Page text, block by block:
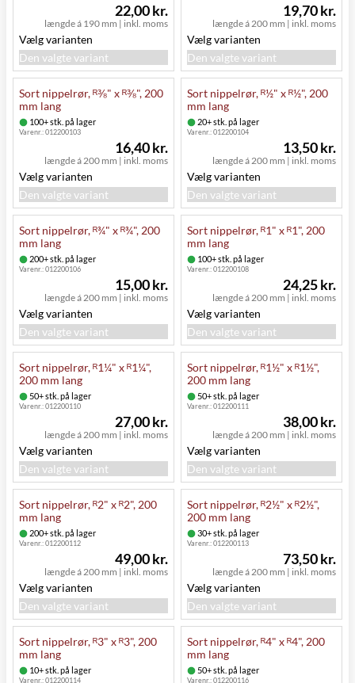
længde á 190 mm | inkl. moms
22,00 kr.
Vælg varianten
Den valgte variant
længde á 200 mm | inkl. moms
19,70 kr.
Vælg varianten
Den valgte variant
Sort nippelrør, ᴿ⅜" x ᴿ⅜", 200
mm lang
100+ stk. på lager
Varenr.:012200103
længde á 200 mm | inkl. moms
16,40 kr.
Vælg varianten
Den valgte variant
Sort nippelrør, ᴿ½" x ᴿ½", 200
mm lang
20+ stk. på lager
Varenr.:012200104
længde á 200 mm | inkl. moms
13,50 kr.
Vælg varianten
Den valgte variant
Sort nippelrør, ᴿ¾" x ᴿ¾", 200
mm lang
200+ stk. på lager
Varenr.:012200106
længde á 200 mm | inkl. moms
15,00 kr.
Vælg varianten
Den valgte variant
Sort nippelrør, ᴿ1" x ᴿ1", 200
mm lang
100+ stk. på lager
Varenr.:012200108
længde á 200 mm | inkl. moms
24,25 kr.
Vælg varianten
Den valgte variant
Sort nippelrør, ᴿ1¼" x ᴿ1¼",
200 mm lang
50+ stk. på lager
Varenr.:012200110
længde á 200 mm | inkl. moms
27,00 kr.
Vælg varianten
Den valgte variant
Sort nippelrør, ᴿ1½" x ᴿ1½",
200 mm lang
50+ stk. på lager
Varenr.:012200111
længde á 200 mm | inkl. moms
38,00 kr.
Vælg varianten
Den valgte variant
Sort nippelrør, ᴿ2" x ᴿ2", 200
mm lang
200+ stk. på lager
Varenr.:012200112
længde á 200 mm | inkl. moms
49,00 kr.
Vælg varianten
Den valgte variant
Sort nippelrør, ᴿ2½" x ᴿ2½",
200 mm lang
30+ stk. på lager
Varenr.:012200113
længde á 200 mm | inkl. moms
73,50 kr.
Vælg varianten
Den valgte variant
Sort nippelrør, ᴿ3" x ᴿ3", 200
mm lang
10+ stk. på lager
Varenr.:012200114
Sort nippelrør, ᴿ4" x ᴿ4", 200
mm lang
50+ stk. på lager
Varenr.:012200116